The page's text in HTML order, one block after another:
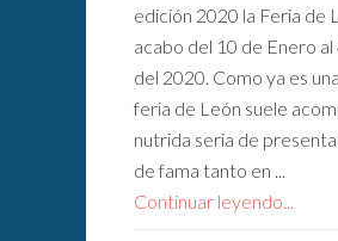
edición 2020 la Feria de
acabo del 10 de Enero
del 2020. Como ya es
feria de León suele
nutrida seria de
de fama tanto en ...
Continuar leyendo...